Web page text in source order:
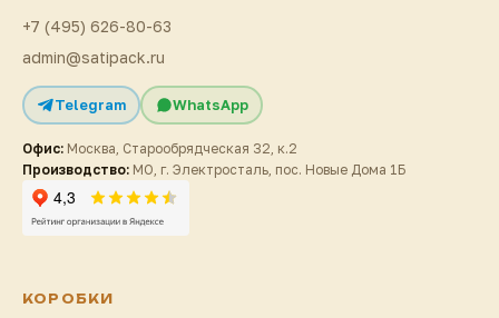
+7 (495) 626-80-63
admin@satipack.ru
Telegram WhatsApp
Офис: Москва, Старообрядческая 32, к.2
Производство: МО, г. Электросталь, пос. Новые Дома 1Б
КОРОБКИ